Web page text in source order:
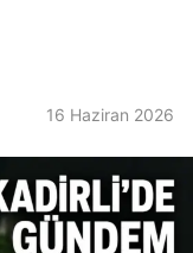
16 Haziran 2026